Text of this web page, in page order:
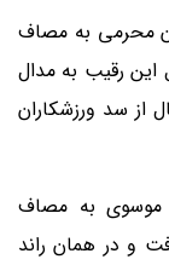
، عرفان محرمی به مصاف
رقیب به مدال
از سد ورزشکاران
، سهیل موسوی به مصاف
و در همان راند